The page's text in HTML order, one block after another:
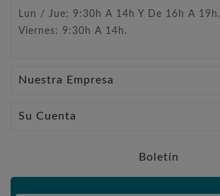
Lun / Jue: 9:30h A 14h Y De 16h A 19h.
Viernes: 9:30h A 14h.
Nuestra Empresa
Su Cuenta
Boletín